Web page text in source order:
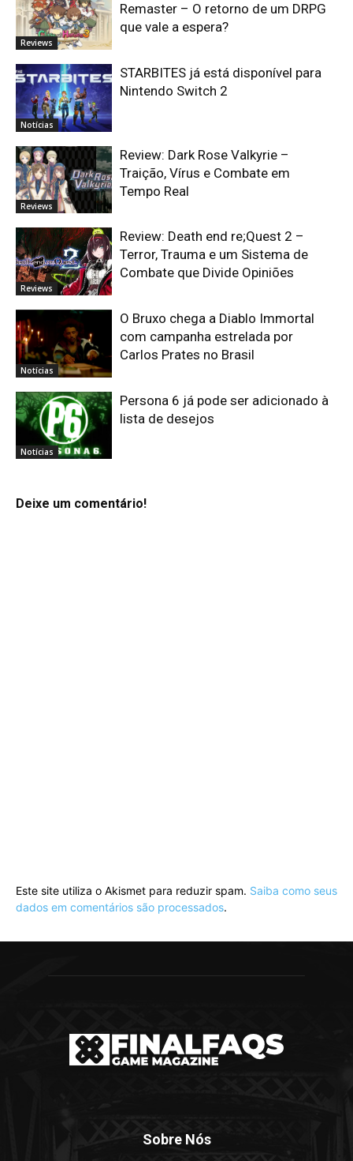
Reviews
Remaster – O retorno de um DRPG
que vale a espera?
Notícias
STARBITES já está disponível para
Nintendo Switch 2
Reviews
Review: Dark Rose Valkyrie –
Traição, Vírus e Combate em
Tempo Real
Reviews
Review: Death end re;Quest 2 –
Terror, Trauma e um Sistema de
Combate que Divide Opiniões
Notícias
O Bruxo chega a Diablo Immortal
com campanha estrelada por
Carlos Prates no Brasil
Notícias
Persona 6 já pode ser adicionado à
lista de desejos
Deixe um comentário!
Este site utiliza o Akismet para reduzir spam. Saiba como seus
dados em comentários são processados.
Sobre Nós